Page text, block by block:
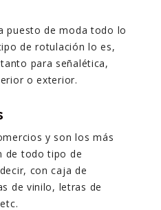
puesto de moda todo lo
de rotulación lo es,
para señalética,
o exterior.
y son los más
de todo tipo de
con caja de
de vinilo, letras de